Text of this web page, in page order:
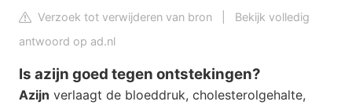
Verzoek tot verwijderen van bron
Bekijk volledig
antwoord op ad.nl
Is azijn goed tegen ontstekingen?
Azijn verlaagt de bloeddruk, cholesterolgehalte,